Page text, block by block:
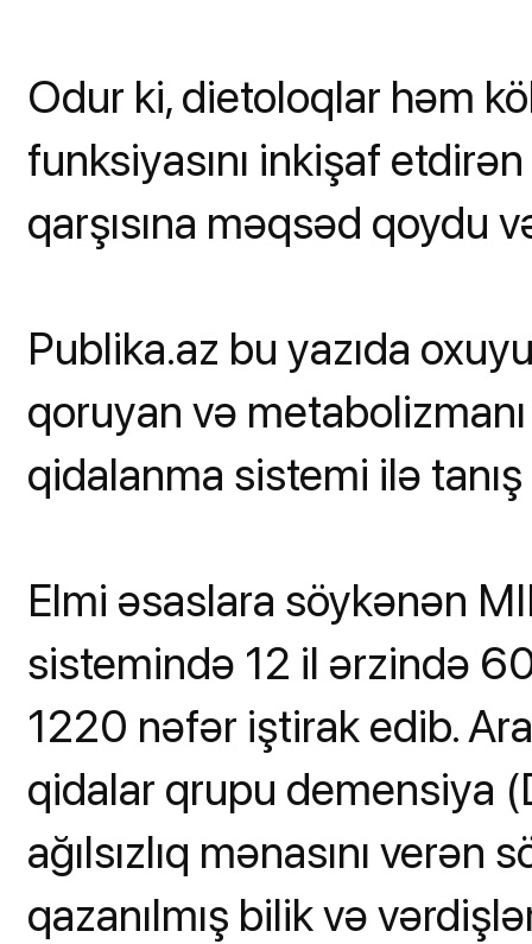
Odur ki, dietoloqlar həm
funksiyasını inkişaf
qarşısına məqsəd qoydu
Publika.az bu yazıda
qoruyan və
qidalanma sistemi ilə
Elmi əsaslara söykənən
sistemində 12 il ərzində
1220 nəfər iştirak edib.
qidalar qrupu demensiya
ağılsızlıq mənasını verən
qazanılmış bilik və